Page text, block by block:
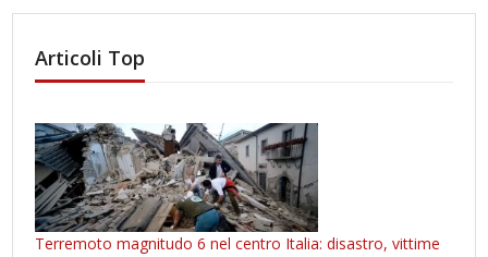
Articoli Top
Terremoto magnitudo 6 nel centro Italia: disastro, vittime